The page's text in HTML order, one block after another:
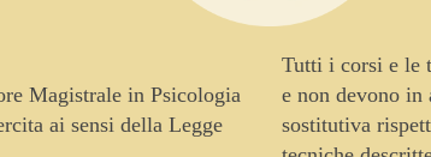
Magistrale in Psicologia
ai sensi della Legge
Tutti i corsi e le
e non devono in
sostitutiva